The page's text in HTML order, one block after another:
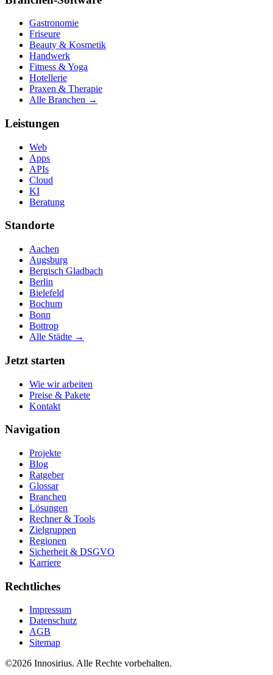
Gastronomie
Friseure
Beauty & Kosmetik
Handwerk
Fitness & Yoga
Hotellerie
Praxen & Therapie
Alle Branchen →
Leistungen
Web
Apps
APIs
Cloud
KI
Beratung
Standorte
Aachen
Augsburg
Bergisch Gladbach
Berlin
Bielefeld
Bochum
Bonn
Bottrop
Alle Städte →
Jetzt starten
Wie wir arbeiten
Preise & Pakete
Kontakt
Navigation
Projekte
Blog
Ratgeber
Glossar
Branchen
Lösungen
Rechner & Tools
Zielgruppen
Regionen
Sicherheit & DSGVO
Karriere
Rechtliches
Impressum
Datenschutz
AGB
Sitemap
©2026 Innosirius. Alle Rechte vorbehalten.